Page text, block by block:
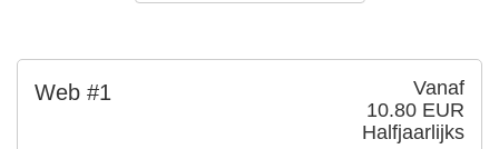
Vanaf
10.80 EUR
Halfjaarlijks
Web #1